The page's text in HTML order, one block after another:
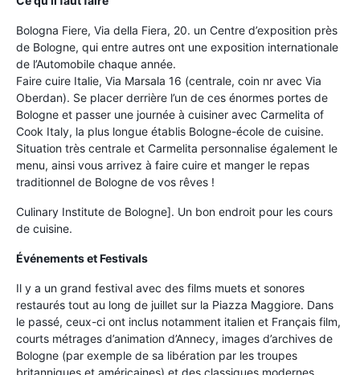
Bologna Fiere, Via della Fiera, 20. un Centre d’exposition près
de Bologne, qui entre autres ont une exposition internationale
de l’Automobile chaque année.
Faire cuire Italie, Via Marsala 16 (centrale, coin nr avec Via
Oberdan). Se placer derrière l’un de ces énormes portes de
Bologne et passer une journée à cuisiner avec Carmelita of
Cook Italy, la plus longue établis Bologne-école de cuisine.
Situation très centrale et Carmelita personnalise également le
menu, ainsi vous arrivez à faire cuire et manger le repas
traditionnel de Bologne de vos rêves !
Culinary Institute de Bologne]. Un bon endroit pour les cours
de cuisine.
Événements et Festivals
Il y a un grand festival avec des films muets et sonores
restaurés tout au long de juillet sur la Piazza Maggiore. Dans
le passé, ceux-ci ont inclus notamment italien et Français film,
courts métrages d’animation d’Annecy, images d’archives de
Bologne (par exemple de sa libération par les troupes
britanniques et américaines) et des classiques modernes